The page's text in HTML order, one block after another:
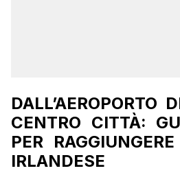
DALL’AEROPORTO
CENTRO CITTÀ:
PER
IRLANDESE